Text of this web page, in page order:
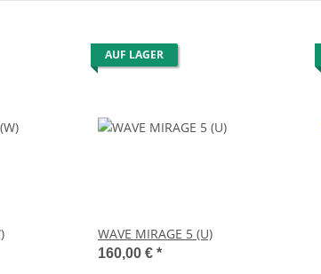
AUF LAGER
WAVE MIRAGE 5 (U)
160,00 € *